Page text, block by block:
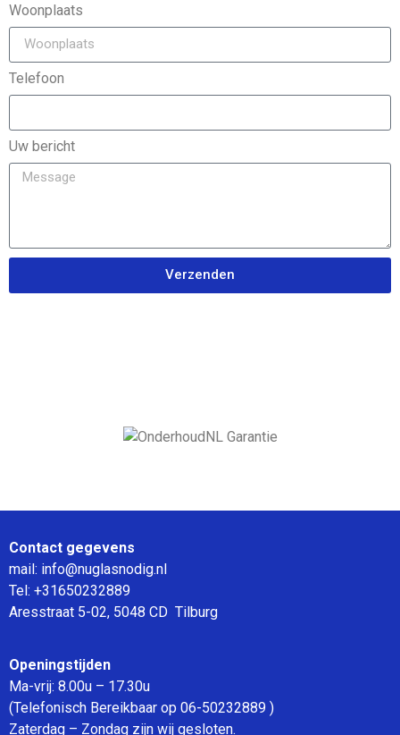
Woonplaats
Telefoon
Uw bericht
Verzenden
Contact gegevens
mail: info@nuglasnodig.nl
Tel: +31650232889
Aresstraat 5-02, 5048 CD Tilburg
Openingstijden
Ma-vrij: 8.00u – 17.30u
(Telefonisch Bereikbaar op 06-50232889 )
Zaterdag – Zondag zijn wij gesloten.